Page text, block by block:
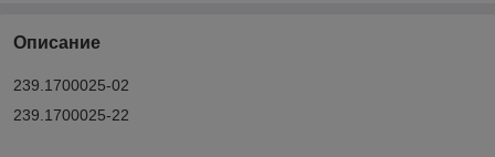
Описание
239.1700025-02
239.1700025-22